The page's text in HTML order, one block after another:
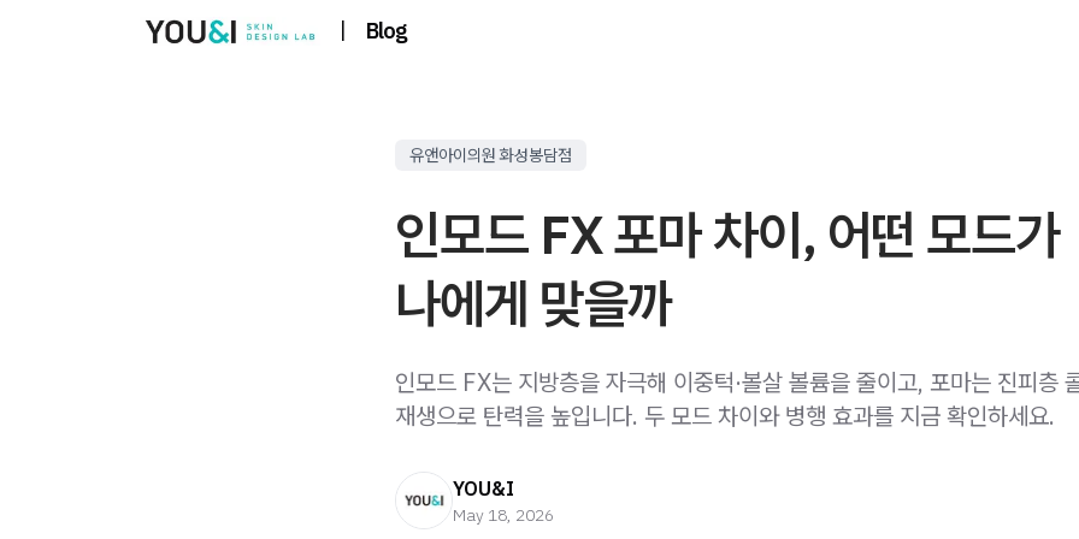
| Blog
유앤아이의원 화성봉담점
인모드 FX 포마 차이, 어떤 모드가
나에게 맞을까
인모드 FX는 지방층을 자극해 이중턱·볼살 볼륨을 줄이고, 포마는 진피층
재생으로 탄력을 높입니다. 두 모드 차이와 병행 효과를 지금 확인하세요.
YOU&I
May 18, 2026